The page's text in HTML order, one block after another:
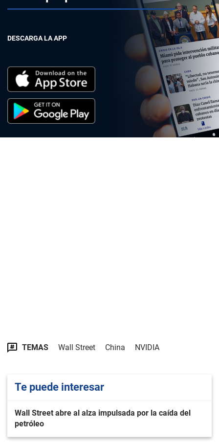
DESCARGA LA APP
TEMAS Wall Street China NVIDIA
Te puede interesar
Wall Street abre al alza impulsada por la caída del
petróleo